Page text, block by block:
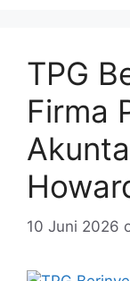
TPG
Firma
10 Juni 2026